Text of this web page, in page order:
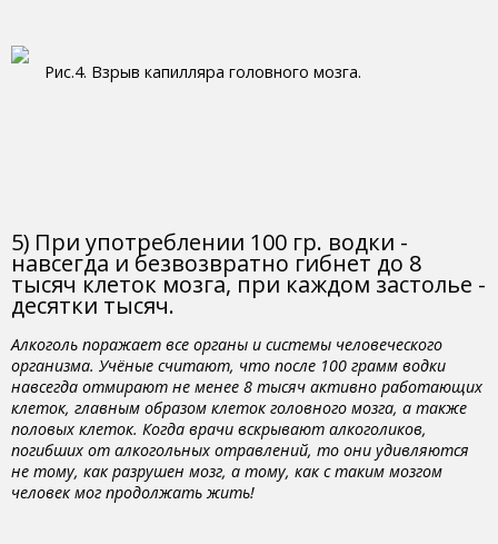
Рис.4. Взрыв капилляра головного мозга.
5) При употреблении 100 гр. водки -
навсегда и безвозвратно гибнет до 8
тысяч клеток мозга, при каждом застолье -
десятки тысяч.
Алкоголь поражает все органы и системы человеческого
организма. Учёные считают, что после 100 грамм водки
навсегда отмирают не менее 8 тысяч активно работающих
клеток, главным образом клеток головного мозга, а также
половых клеток. Когда врачи вскрывают алкоголиков,
погибших от алкогольных отравлений, то они удивляются
не тому, как разрушен мозг, а тому, как с таким мозгом
человек мог продолжать жить!